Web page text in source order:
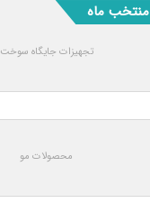
منتخب ماه
تجهیزات جایگاه سوخت
محصولات مو